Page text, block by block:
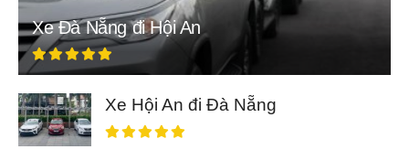
Xe Đà Nẵng đi Hội An
Xe Hội An đi Đà Nẵng